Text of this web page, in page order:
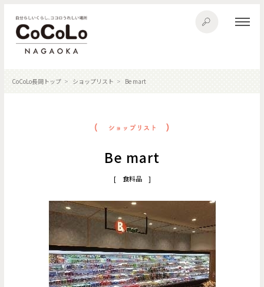
CoCoLo長岡トップ ショップリスト Be mart
Be mart
[ 食料品 ]